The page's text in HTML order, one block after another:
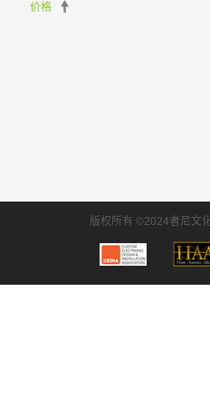
价格
版权所有 ©2024者尼文